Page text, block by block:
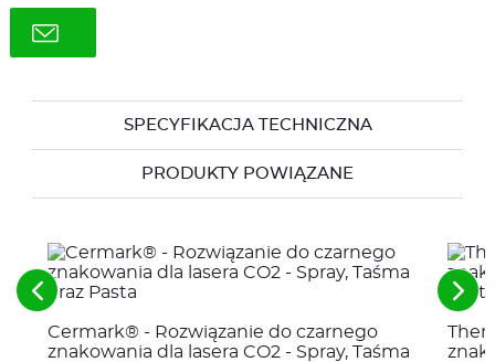
SPECYFIKACJA TECHNICZNA
PRODUKTY POWIĄZANE
Cermark® - Rozwiązanie do czarnego
znakowania dla lasera CO2 - Spray, Taśma
See
the
previous
elements
See
the